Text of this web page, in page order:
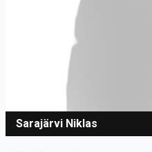
Sarajärvi Niklas